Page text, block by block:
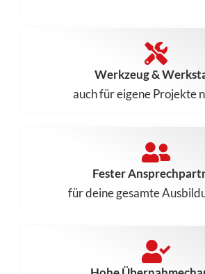
Werkzeug &
auch für eigene Projekte
Fester
für deine gesamte